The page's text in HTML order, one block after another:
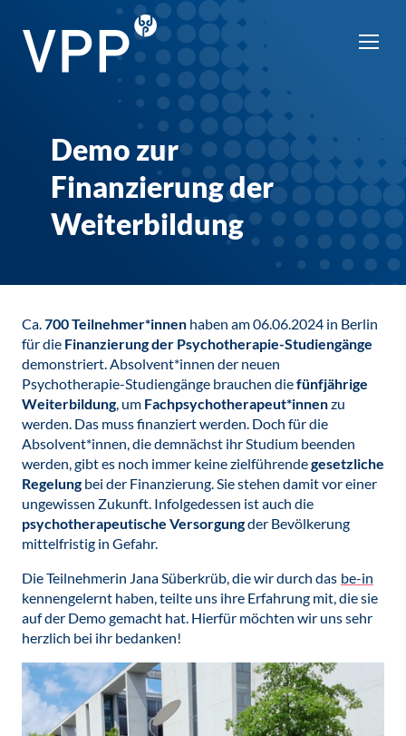
Demo zur
Finanzierung der
Weiterbildung
Ca.700 Teilnehmer*innen haben am 06.06.2024 in Berlin
für die Finanzierung der Psychotherapie-Studiengänge
demonstriert. Absolvent*innen der neuen
Psychotherapie-Studiengänge brauchen diefünfjährige
Weiterbildung, um Fachpsychotherapeut*innenzu
werden. Das muss finanziert werden. Doch für die
Absolvent*innen, die demnächst ihr Studium beenden
werden, gibt es noch immer keine zielführendegesetzliche
Regelungbei der Finanzierung. Sie stehen damit vor einer
ungewissen Zukunft. Infolgedessen ist auch die
psychotherapeutische Versorgungder Bevölkerung
mittelfristig in Gefahr.
Die Teilnehmerin Jana Süberkrüb, die wir durch das be-in
kennengelernt haben, teilte uns ihre Erfahrung mit, die sie
auf der Demo gemacht hat. Hierfür möchten wir uns sehr
herzlich bei ihr bedanken!